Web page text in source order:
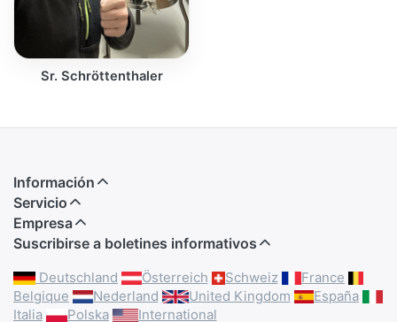
Sr. Schröttenthaler
Información
Servicio
Empresa
Suscribirse a boletines informativos
Deutschland Österreich Schweiz
France
Belgique
Nederland United Kingdom
España
Italia
Polska International